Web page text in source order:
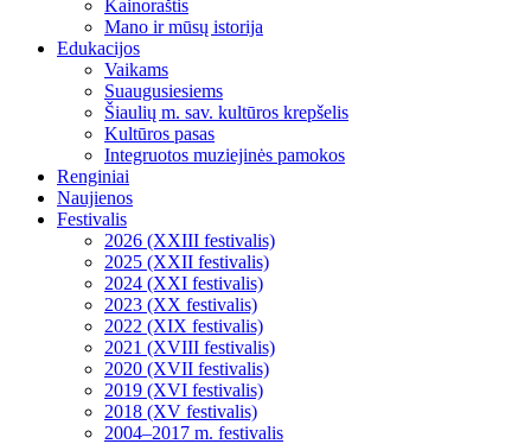
Kainoraštis
Mano ir mūsų istorija
Edukacijos
Vaikams
Suaugusiesiems
Šiaulių m. sav. kultūros krepšelis
Kultūros pasas
Integruotos muziejinės pamokos
Renginiai
Naujienos
Festivalis
2026 (XXIII festivalis)
2025 (XXII festivalis)
2024 (XXI festivalis)
2023 (XX festivalis)
2022 (XIX festivalis)
2021 (XVIII festivalis)
2020 (XVII festivalis)
2019 (XVI festivalis)
2018 (XV festivalis)
2004–2017 m. festivalis